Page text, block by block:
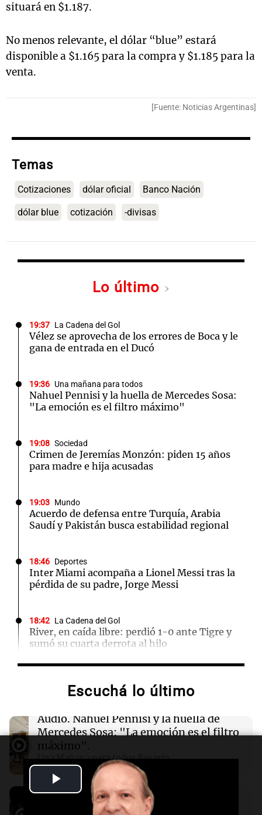
Play
Video
situará en $1.187.
No menos relevante, el dólar “blue” estará
disponible a $1.165 para la compra y $1.185 para la
venta.
[Fuente: Noticias Argentinas]
Temas
Cotizaciones dólar oficial Banco Nación
dólar blue cotización -divisas
Lo último
19:37 La Cadena del Gol
Vélez se aprovecha de los errores de Boca y le
gana de entrada en el Ducó
19:36 Una mañana para todos
Nahuel Pennisi y la huella de Mercedes Sosa:
"La emoción es el filtro máximo"
19:08 Sociedad
Crimen de Jeremías Monzón: piden 15 años
para madre e hija acusadas
19:03 Mundo
Acuerdo de defensa entre Turquía, Arabia
Saudí y Pakistán busca estabilidad regional
18:46 Deportes
Inter Miami acompaña a Lionel Messi tras la
pérdida de su padre, Jorge Messi
18:42 La Cadena del Gol
River, en caída libre: perdió 1-0 ante Tigre y
sumó su cuarta derrota al hilo
Los Pumas no logran vencer a Sudáfrica en un
18:03 Tecnología
OpenAI adquiere la startup de presentaciones
NextSlide para potenciar ChatGPT
Tecnología
Google redefine cómo nombra a los grupos de
Escuchá lo último
Audio. Nahuel Pennisi y la huella de
Mercedes Sosa: "La emoción es el filtro
máximo".
Una Mañana para todos Rosario
Episodios
Audio.Orellana Lucca celebró su peña
de folclore en Córdoba